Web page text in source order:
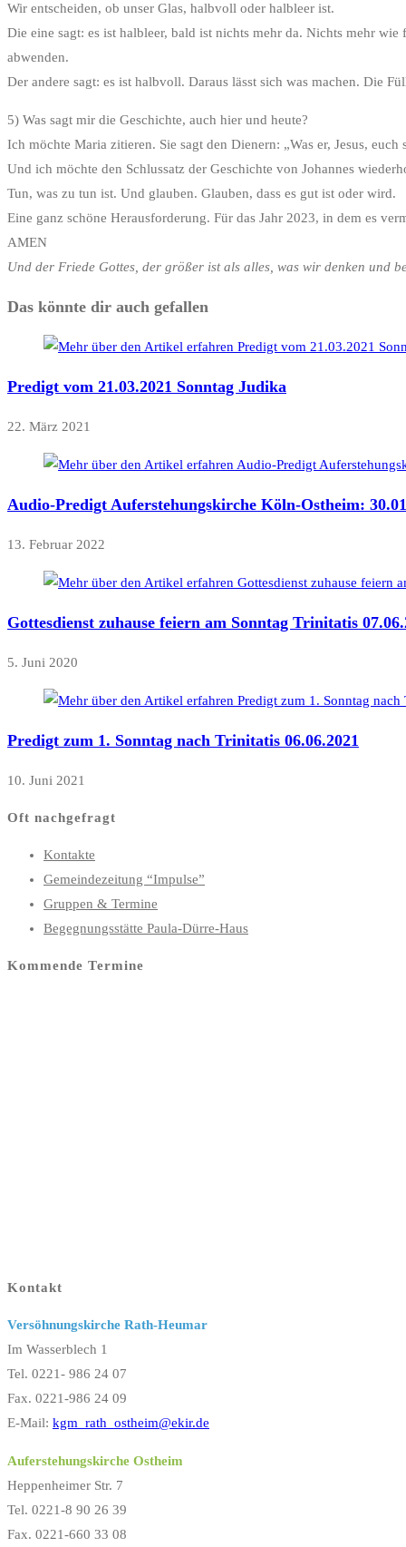
Wir entscheiden, ob unser Glas, halbvoll oder halbleer ist.
Die eine sagt: es ist halbleer, bald ist nichts mehr da. Nichts mehr
abwenden.
Der andere sagt: es ist halbvoll. Daraus lässt sich was machen. Die
5) Was sagt mir die Geschichte, auch hier und heute?
Ich möchte Maria zitieren. Sie sagt den Dienern: „Was er, Jesus, euch
Und ich möchte den Schlussatz der Geschichte von Johannes
Tun, was zu tun ist. Und glauben. Glauben, dass es gut ist oder wird.
Eine ganz schöne Herausforderung. Für das Jahr 2023, in dem es
AMEN
Und der Friede Gottes, der größer ist als alles, was wir denken und
Das könnte dir auch gefallen
Predigt vom 21.03.2021 Sonntag Judika
22. März 2021
Audio-Predigt Auferstehungskirche Köln-Ostheim:
13. Februar 2022
Gottesdienst zuhause feiern am Sonntag Trinitatis
5. Juni 2020
Predigt zum 1. Sonntag nach Trinitatis 06.06.2021
10. Juni 2021
Oft nachgefragt
Kontakte
Gemeindezeitung “Impulse”
Gruppen & Termine
Begegnungsstätte Paula-Dürre-Haus
Kommende Termine
Kontakt
Versöhnungskirche Rath-Heumar
Im Wasserblech 1
Tel. 0221- 986 24 07
Fax. 0221-986 24 09
E-Mail: kgm_rath_ostheim@ekir.de
Auferstehungskirche Ostheim
Heppenheimer Str. 7
Tel. 0221-8 90 26 39
Fax. 0221-660 33 08